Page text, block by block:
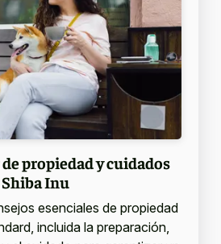
propiedad y cuidados
Inu
esenciales de propiedad
incluida la preparación,